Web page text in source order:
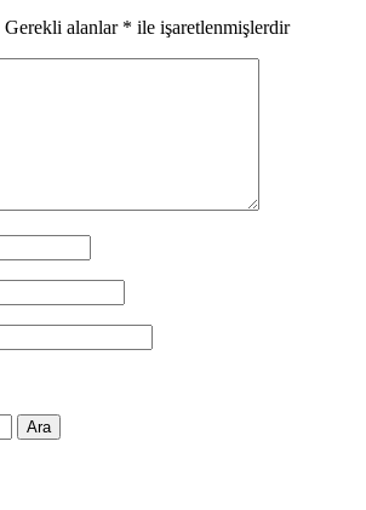
Gerekli alanlar * ile işaretlenmişlerdir